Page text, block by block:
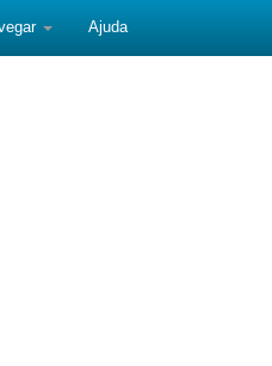
Ajuda